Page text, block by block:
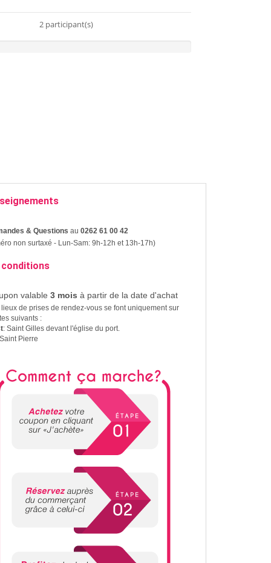
2 participant(s)
& Questions au 0262 61 00 42
non surtaxé - Lun-Sam: 9h-12h et 13h-17h)
conditions
valable 3 mois à partir de la date d'achat
lieux de prises de rendez-vous se font uniquement sur
suivants :
: Saint Gilles devant l'église du port.
Pierre